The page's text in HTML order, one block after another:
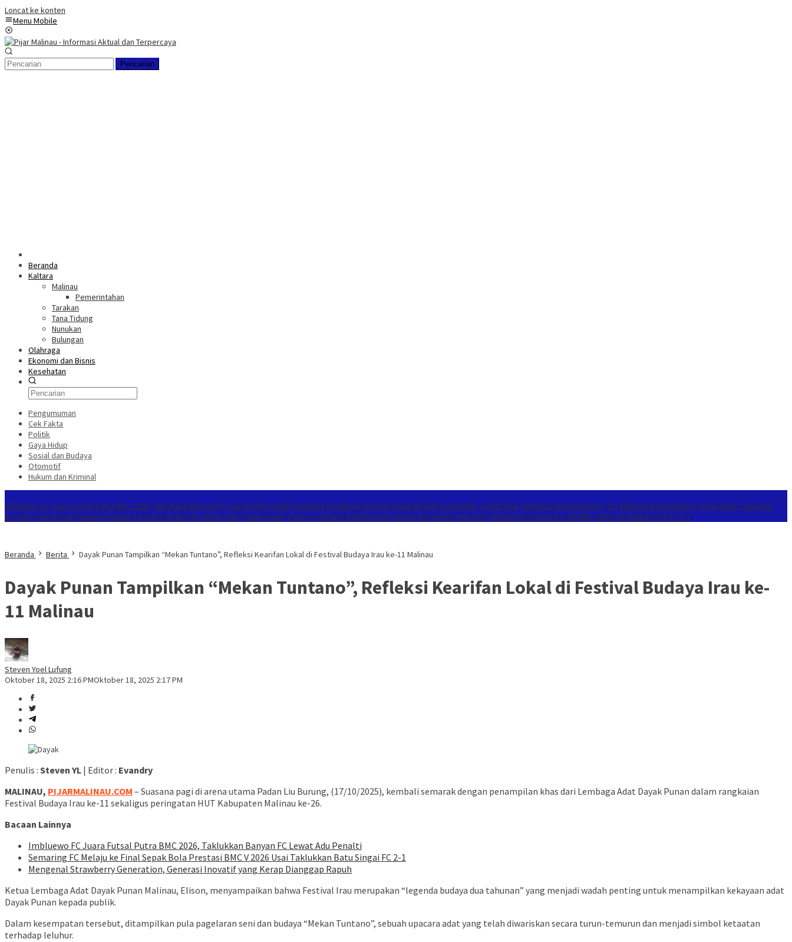
Loncat ke konten
Menu Mobile
Pencarian
Beranda
Kaltara
Malinau
Pemerintahan
Tarakan
Tana Tidung
Nunukan
Bulungan
Olahraga
Ekonomi dan Bisnis
Kesehatan
Pengumuman
Cek Fakta
Politik
Gaya Hidup
Sosial dan Budaya
Otomotif
Hukum dan Kriminal
Imbluewo FC Juara Futsal Putra BMC 2026, Taklukkan Banyan FC Lewat Adu Penalti Semaring FC Melaju ke Final Sepak Bola Prestasi BMC V 2026 Usai Taklukkan Batu Singai FC 2-1 Mengenal Strawberry Generation, Generasi
Inovatif yang Kerap Dianggap Rapuh 14 Cabor Belum Serahkan THB, Pelaksanaan Porprov Kaltara 2026 Ditunda Hingga NovemberBupati FC Melaju ke Semifinal U-45 BMC 2026, Tundukkan OTL FC 4-1
Beranda Berita Dayak Punan Tampilkan “Mekan Tuntano”, Refleksi Kearifan Lokal di Festival Budaya Irau ke-11 Malinau
Dayak Punan Tampilkan “Mekan Tuntano”, Refleksi Kearifan Lokal di Festival Budaya Irau ke-
11 Malinau
Steven Yoel Lufung
Oktober 18, 2025 2:16 PMOktober 18, 2025 2:17 PM
Penulis : Steven YL | Editor : Evandry
MALINAU, PIJARMALINAU.COM – Suasana pagi di arena utama Padan Liu Burung, (17/10/2025), kembali semarak dengan penampilan khas dari Lembaga Adat Dayak Punan dalam rangkaian
Festival Budaya Irau ke-11 sekaligus peringatan HUT Kabupaten Malinau ke-26.
Bacaan Lainnya
Imbluewo FC Juara Futsal Putra BMC 2026, Taklukkan Banyan FC Lewat Adu Penalti
Semaring FC Melaju ke Final Sepak Bola Prestasi BMC V 2026 Usai Taklukkan Batu Singai FC 2-1
Mengenal Strawberry Generation, Generasi Inovatif yang Kerap Dianggap Rapuh
Ketua Lembaga Adat Dayak Punan Malinau, Elison, menyampaikan bahwa Festival Irau merupakan “legenda budaya dua tahunan” yang menjadi wadah penting untuk menampilkan kekayaan adat
Dayak Punan kepada publik.
Dalam kesempatan tersebut, ditampilkan pula pagelaran seni dan budaya “Mekan Tuntano”, sebuah upacara adat yang telah diwariskan secara turun-temurun dan menjadi simbol ketaatan
terhadap leluhur.